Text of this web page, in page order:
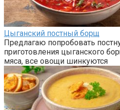
Цыганский постный борщ
Предлагаю попробовать
приготовления цыганского
мяса, все овощи шинкуются